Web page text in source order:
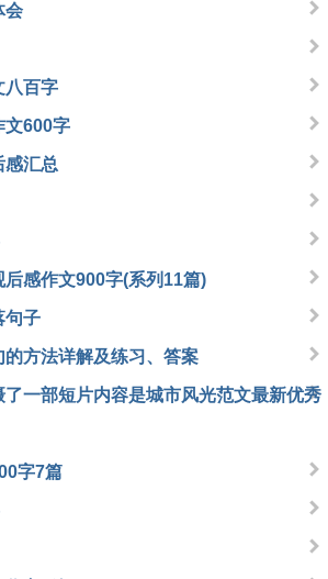
会
八百字
文600字
感汇总
感作文900字(系列11篇)
句子
方法详解及练习、答案
一部短片内容是城市风光范文最新优秀
字7篇